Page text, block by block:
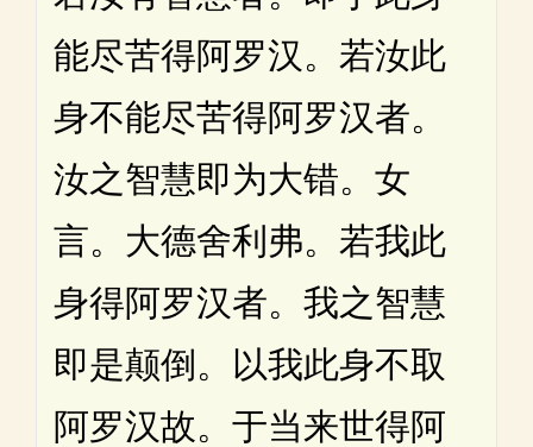
能尽苦得阿罗汉。若汝此
身不能尽苦得阿罗汉者。
汝之智慧即为大错。女
言。大德舍利弗。若我此
身得阿罗汉者。我之智慧
即是颠倒。以我此身不取
阿罗汉故。于当来世得阿